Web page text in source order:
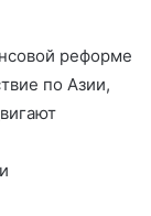
реформе
по Азии,